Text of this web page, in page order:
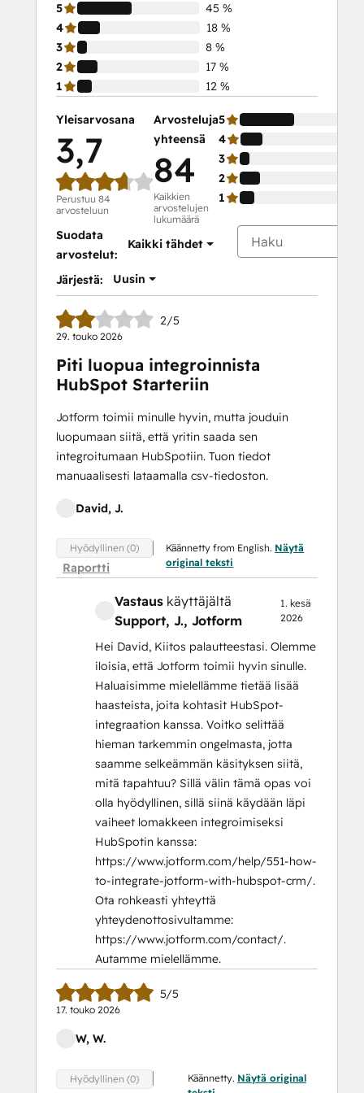
5
45 %
4
18 %
3
8 %
2
17 %
1
12 %
Yleisarvosana
3,7
Perustuu 84
arvosteluun
Arvosteluja
yhteensä
84
Kaikkien
arvostelujen
lukumäärä
5
4
3
2
1
Suodata
arvostelut:
Kaikki tähdet
Järjestä: Uusin
2/5
29. touko 2026
Piti luopua integroinnista
HubSpot Starteriin
Jotform toimii minulle hyvin, mutta jouduin
luopumaan siitä, että yritin saada sen
integroitumaan HubSpotiin. Tuon tiedot
manuaalisesti lataamalla csv-tiedoston.
David, J.
Hyödyllinen (0)
Raportti
Käännetty from English. Näytä
original teksti
Vastaus käyttäjältä
Support, J., Jotform
1. kesä
2026
Hei David, Kiitos palautteestasi. Olemme
iloisia, että Jotform toimii hyvin sinulle.
Haluaisimme mielellämme tietää lisää
haasteista, joita kohtasit HubSpot-
integraation kanssa. Voitko selittää
hieman tarkemmin ongelmasta, jotta
saamme selkeämmän käsityksen siitä,
mitä tapahtuu? Sillä välin tämä opas voi
olla hyödyllinen, sillä siinä käydään läpi
vaiheet lomakkeen integroimiseksi
HubSpotin kanssa:
https://www.jotform.com/help/551-how-
to-integrate-jotform-with-hubspot-crm/.
Ota rohkeasti yhteyttä
yhteydenottosivultamme:
https://www.jotform.com/contact/.
Autamme mielellämme.
5/5
17. touko 2026
W, W.
Hyödyllinen (0) Käännetty. Näytä original